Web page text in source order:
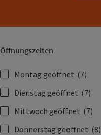
Öffnungszeiten
Montag geöffnet (7)
Dienstag geöffnet (7)
Mittwoch geöffnet (7)
Donnerstag geöffnet (8)